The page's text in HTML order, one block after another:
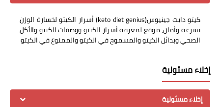
كيتو دايت جينيوس(keto diet genius) أسرار الكيتو لخسارة الوزن
بسرعة وأمان، موقع لمعرفة أسرار الكيتو ووصفات الكيتو والأكل
الصحي وبدائل الكيتو والمسموح في الكيتو والممنوع في الكيتو
إخلاء مسئولية
إخلاء مسئولية